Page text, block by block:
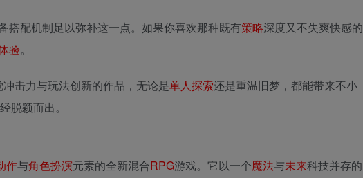
搭配机制足以弥补这一点。如果你喜欢那种既有策略深度又不失爽快感的
验。
击力与玩法创新的作品，无论是单人探索还是重温旧梦，都能带来不小
脱颖而出。
作与角色扮演元素的全新混合RPG游戏。它以一个魔法与未来科技并存的